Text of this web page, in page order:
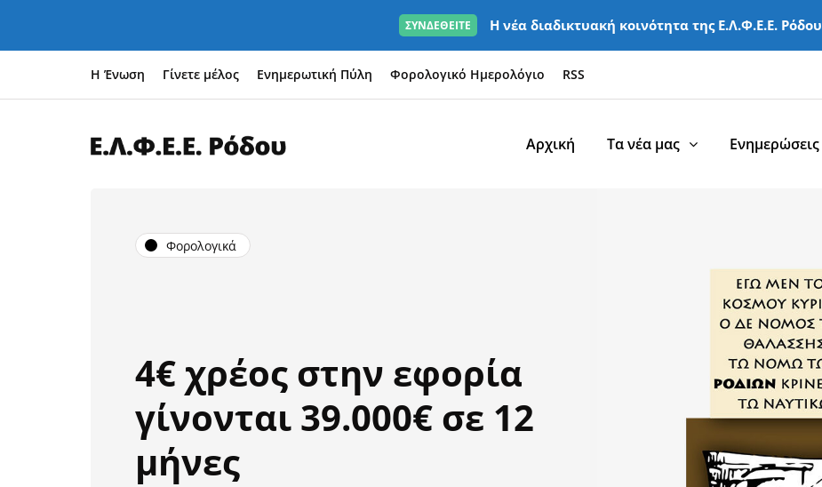
ΣΥΝΔΕΘΕΙΤΕ Η νέα διαδικτυακή κοινότητα της Ε.Λ.Φ.Ε.Ε. Ρόδου
Η Ένωση Γίνετε μέλος Ενημερωτική Πύλη Φορολογικό Ημερολόγιο RSS
Αρχική Τα νέα μας Ενημερώσεις
Φορολογικά
4€ χρέος στην εφορία
γίνονται 39.000€ σε 12
μήνες